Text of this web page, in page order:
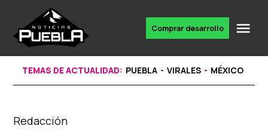
content
noticias
Comprar desarrollo
TEMAS DE ACTUALIDAD: PUEBLA VIRALES MÉXICO
Redacción